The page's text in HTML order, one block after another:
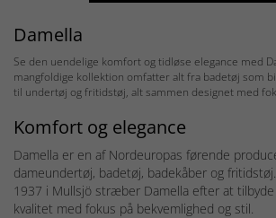
Damella
Se den uendelige komfort og tidløse elegance med
mangfoldige kollektion omfatter alt fra badetøj som
til undertøj og fritidstøj, alt sammen designet med
Komfort og elegance
Damella er en af Nordeuropas førende
dameundertøj, badetøj, badekåber og
1937 i Mullsjö stræber Damella efter at
kvalitet med fokus på bekvemlighed og stil.